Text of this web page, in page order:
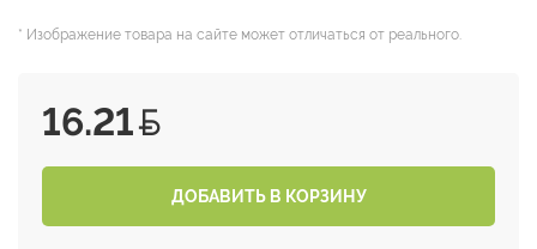
* Изображение товара на сайте может отличаться от реального.
16.21
ДОБАВИТЬ В КОРЗИНУ